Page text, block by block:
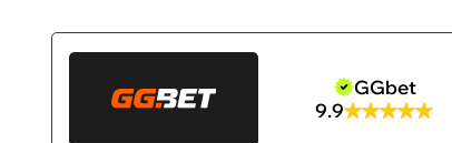
GGbet
9.9